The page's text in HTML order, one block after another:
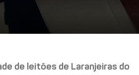
de leitões de Laranjeiras do